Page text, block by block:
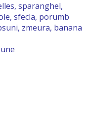
sparanghel,
sfecla, porumb
zmeura, banana